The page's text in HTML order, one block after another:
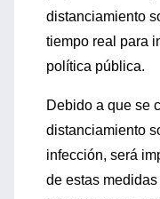
distanciamiento
tiempo real para
política pública.
Debido a que se
distanciamiento
infección, será
de estas